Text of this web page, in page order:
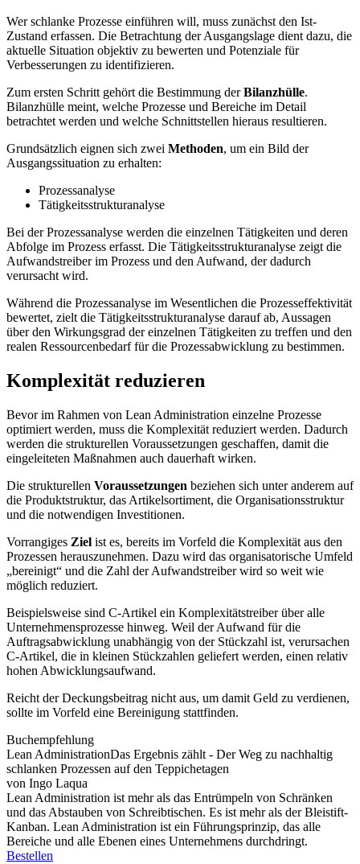
Wer schlanke Prozesse einführen will, muss zunächst den Ist-
Zustand erfassen. Die Betrachtung der Ausgangslage dient dazu, die
aktuelle Situation objektiv zu bewerten und Potenziale für
Verbesserungen zu identifizieren.
Zum ersten Schritt gehört die Bestimmung derBilanzhülle.
Bilanzhülle meint, welche Prozesse und Bereiche im Detail
betrachtet werden und welche Schnittstellen hieraus resultieren.
Grundsätzlich eignen sich zwei Methoden, um ein Bild der
Ausgangssituation zu erhalten:
Prozessanalyse
Tätigkeitsstrukturanalyse
Bei der Prozessanalyse werden die einzelnen Tätigkeiten und deren
Abfolge im Prozess erfasst. Die Tätigkeitsstrukturanalyse zeigt die
Aufwandstreiber im Prozess und den Aufwand, der dadurch
verursacht wird.
Während die Prozessanalyse im Wesentlichen die Prozesseffektivität
bewertet, zielt die Tätigkeitsstrukturanalyse darauf ab, Aussagen
über den Wirkungsgrad der einzelnen Tätigkeiten zu treffen und den
realen Ressourcenbedarf für die Prozessabwicklung zu bestimmen.
Komplexität reduzieren
Bevor im Rahmen von Lean Administration einzelne Prozesse
optimiert werden, muss die Komplexität reduziert werden. Dadurch
werden die strukturellen Voraussetzungen geschaffen, damit die
eingeleiteten Maßnahmen auch dauerhaft wirken.
Die strukturellen Voraussetzungen beziehen sich unter anderem auf
die Produktstruktur, das Artikelsortiment, die Organisationsstruktur
und die notwendigen Investitionen.
Vorrangiges Ziel ist es, bereits im Vorfeld die Komplexität aus den
Prozessen herauszunehmen. Dazu wird das organisatorische Umfeld
„bereinigt“ und die Zahl der Aufwandstreiber wird so weit wie
möglich reduziert.
Beispielsweise sind C-Artikel ein Komplexitätstreiber über alle
Unternehmensprozesse hinweg. Weil der Aufwand für die
Auftragsabwicklung unabhängig von der Stückzahl ist, verursachen
C-Artikel, die in kleinen Stückzahlen geliefert werden, einen relativ
hohen Abwicklungsaufwand.
Reicht der Deckungsbeitrag nicht aus, um damit Geld zu verdienen,
sollte im Vorfeld eine Bereinigung stattfinden.
Buchempfehlung
Lean AdministrationDas Ergebnis zählt - Der Weg zu nachhaltig
schlanken Prozessen auf den Teppichetagen
von Ingo Laqua
Lean Administration ist mehr als das Entrümpeln von Schränken
und das Abstauben von Schreibtischen. Es ist mehr als der Bleistift-
Kanban. Lean Administration ist ein Führungsprinzip, das alle
Bereiche und alle Ebenen eines Unternehmens durchdringt.
Bestellen